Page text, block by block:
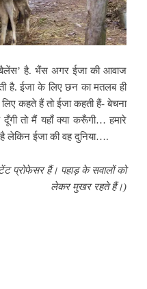
है. भैंस अगर ईजा की आवाज
है. ईजा के लिए छन का मतलब ही
कहते हैं तो ईजा कहती हैं- बेचना
तो मैं यहाँ क्या करूँगी… हमारे
लेकिन ईजा की वह दुनिया….
प्रोफेसर हैं। पहाड़ के सवालों को
लेकर मुखर रहते हैं।)